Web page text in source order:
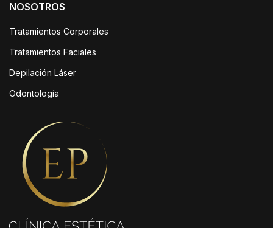
NOSOTROS
Tratamientos Corporales
Tratamientos Faciales
Depilación Láser
Odontología